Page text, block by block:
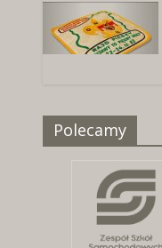
Polecamy